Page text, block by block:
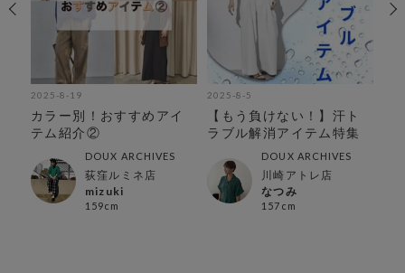
2025-8-19
カラー別！おすすめアイ
テム紹介②
DOUX ARCHIVES
荻窪ルミネ店
mizuki
159cm
2025-8-5
【もう負けない！】汗ト
ラブル解消アイテム特集
DOUX ARCHIVES
川崎アトレ店
なつみ
157cm